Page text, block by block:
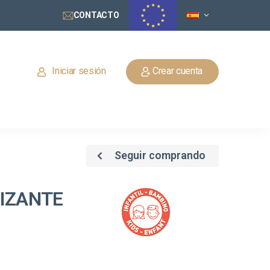
CONTACTO
Iniciar sesión Crear cuenta
Seguir comprando